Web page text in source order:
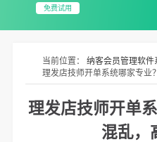
免费试用
当前位置： 纳客会员管理软件
理发店技师开单系统哪家专业
理发店技师开单
混乱，